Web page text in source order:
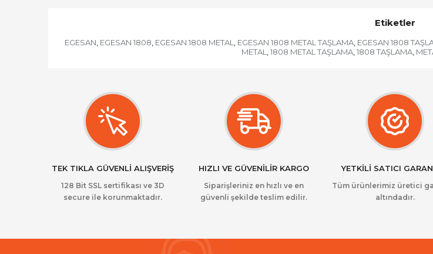
Etiketler
EGESAN, EGESAN 1808, EGESAN 1808 METAL , EGESAN 1808 METAL TAŞLAMA, EGESAN 1808
METAL , 1808 METAL TAŞLAMA, 1808 TAŞLAMA,
TEK TIKLA GÜVENLİ ALIŞVERİŞ
128 Bit SSL sertifikası ve 3D
secure ile korunmaktadır.
HIZLI VE GÜVENİLİR KARGO
Siparişleriniz en hızlı ve en
güvenli şekilde teslim edilir.
YETKİLİ SATICI
Tüm ürünlerimiz üretici
altındadır.